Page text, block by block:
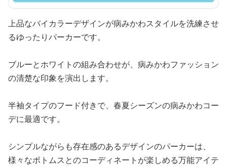
上品なバイカラーデザインが病みかわスタイルを洗練させ
るゆったりパーカーです。
ブルーとホワイトの組み合わせが、病みかわファッション
の清楚な印象を演出します。
半袖タイプのフード付きで、春夏シーズンの病みかわコー
デに最適です。
シンプルながらも存在感のあるデザインのパーカーは、
様々なボトムスとのコーディネートが楽しめる万能アイテ